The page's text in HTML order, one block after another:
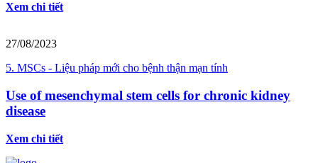
Xem chi tiết
27/08/2023
5. MSCs - Liệu pháp mới cho bệnh thận mạn tính
Use of mesenchymal stem cells for chronic kidney
disease
Xem chi tiết